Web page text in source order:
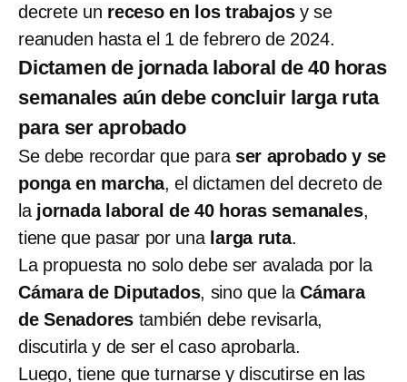
decrete un receso en los trabajosy se
reanuden hasta el 1 de febrero de 2024.
Dictamen de jornada laboral de 40 horas
semanales aún debe concluir larga ruta
para ser aprobado
Se debe recordar que para ser aprobado y se
ponga en marcha, el dictamen del decreto de
la jornada laboral de 40 horas semanales,
tiene que pasar por una larga ruta.
La propuesta no solo debe ser avalada por la
Cámara de Diputados, sino que laCámara
de Senadores también debe revisarla,
discutirla y de ser el caso aprobarla.
Luego, tiene que turnarse y discutirse en las